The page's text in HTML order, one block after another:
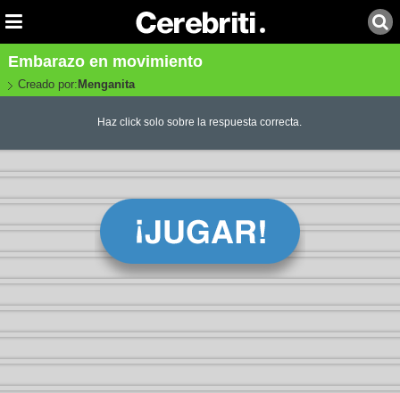
Embarazo en movimiento
Creado por: Menganita
Haz click solo sobre la respuesta correcta.